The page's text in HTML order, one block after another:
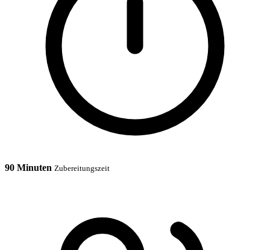
90 Minuten Zubereitungszeit